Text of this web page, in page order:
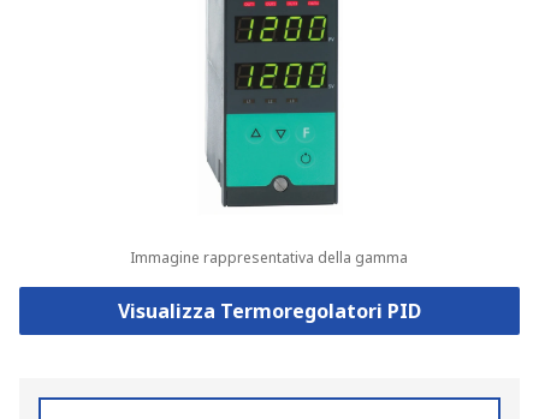
Immagine rappresentativa della gamma
Visualizza Termoregolatori PID